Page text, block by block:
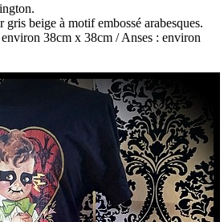
beige à motif embossé arabesques.
38cm x 38cm / Anses : environ